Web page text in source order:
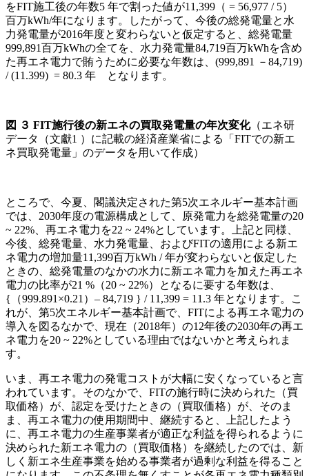
をFIT施工後の年数5 年で割った値が11,399（ = 56,977 / 5）
百万kWh/年になります。したがって、今後の総発電量と水
力発電量が2016年度と変わらないと仮定すると、総発電量
999,891百万kWhの全てを、水力発電量84,719百万kWhを含め
た再エネ電力で賄うために必要な年数は、(999,891 －84,719)
/ (11.399) = 80.3 年 となります。
図 ３ FIT施行後の新エネの買取発電量の年次変化（エネ研
データ（文獻1 ）に記載の経済産業省による「FITでの新エ
ネ買取発電量」のデータを用いて作成）
ところで、今夏、閣議決定された第5次エネルギー基本計画
では、2030年度の電源構成として、原発電力を総発電量の20
~ 22%、再エネ電力を22 ~ 24%としています。上記と同様、
今後、総発電量、水力発電量、およびFITの適用による新エ
ネ電力の増加量11,399百万kWh / 年が変わらないと仮定した
ときの、総発電量のなかの水力に新エネ電力を加えた再エネ
電力の比率が21 %（20 ~ 22%）となるに要する年数は、
{（999.891×0.21）– 84,719 } / 11,399 = 11.3 年となります。こ
れが、第5次エネルギー基本計画で、FITによる再エネ電力の
導入を図るなかで、現在（2018年）の12年後の2030年の再エ
ネ電力を20 ~ 22%としている理由ではないかと考えられま
す。
いま、再エネ電力の発電コストが大幅に安くなっていると言
われています。そのなかで、FITの施行時に決められた（買
取価格）が、認定を受けたときの（買取価格）が、そのま
ま、再エネ電力の使用期間中、継続すると、上記したよう
に、再エネ電力の生産事業者が適正な利益を得られるように
決められた新エネ電力の（買取価格）を継続したのでは、新
しく新エネ生産事業を始める事業者が過剰な利益を得ること